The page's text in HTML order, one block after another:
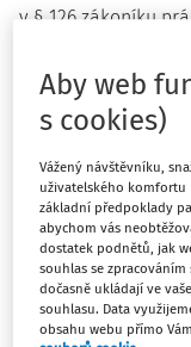
v § 126 zákoníku
práce sjednané v
zaměstnanci
který zaměstnanci
v němž má
právními předpisy
výkon práce
překážkou v práci
uvedeného
Ministerstvo práce
Aby web
s cookies)
Vážený návštěvníku,
uživatelského komfortu
základní předpoklady
abychom vás
dostatek podnětů, jak
souhlas se
dočasně ukládají ve
souhlasu. Data
obsahu webu přímo